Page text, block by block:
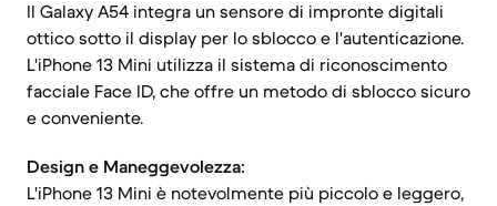
Il Galaxy A54 integra un sensore di impronte digitali
ottico sotto il display per lo sblocco e l'autenticazione.
L'iPhone 13 Mini utilizza il sistema di riconoscimento
facciale Face ID, che offre un metodo di sblocco sicuro
e conveniente.
Design e Maneggevolezza:
L'iPhone 13 Mini è notevolmente più piccolo e leggero,